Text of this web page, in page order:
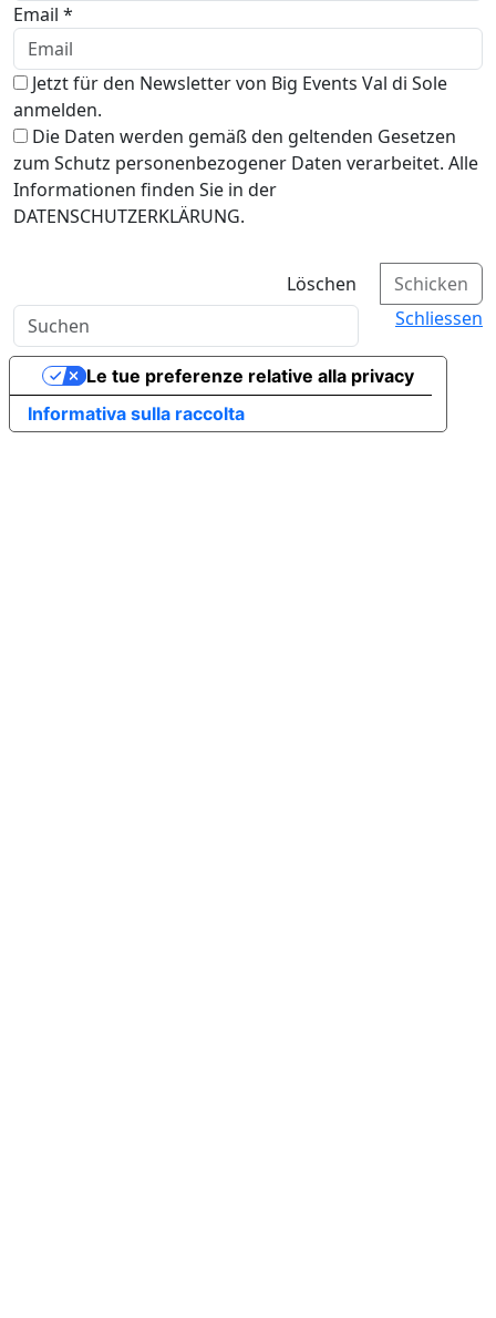
Email *
Jetzt für den Newsletter von Big Events Val di Sole
anmelden.
Die Daten werden gemäß den geltenden Gesetzen
zum Schutz personenbezogener Daten verarbeitet. Alle
Informationen finden Sie in der
DATENSCHUTZERKLÄRUNG.
Löschen
Schicken
Schliessen
Informativa sulla raccolta
Le tue preferenze relative alla privacy